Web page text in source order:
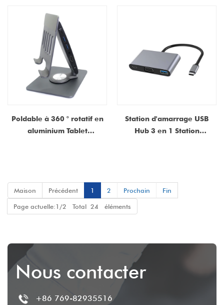
Poldable à 360 ° rotatif en
aluminium Tablet
Station d'amarrage USB
Hub 3 en 1 Station
Maison
Précédent 1 2 Prochain
Fin
Page actuelle:1/2 Total 24 éléments
Nous contacter
+86 769-82935516